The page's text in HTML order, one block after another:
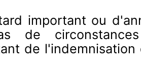
important ou
de
de